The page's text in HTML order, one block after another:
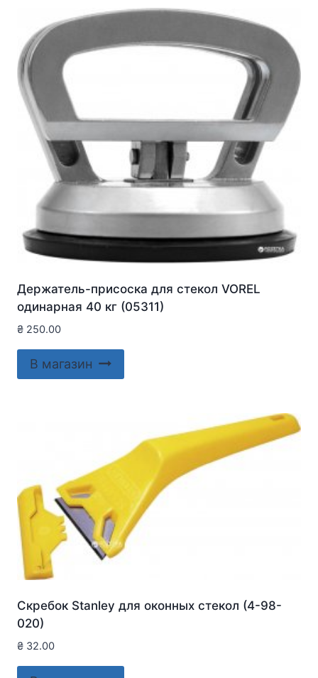
Держатель-присоска для стекол VOREL
одинарная 40 кг (05311)
₴ 250.00
В магазин
Скребок Stanley для оконныx стекол (4-98-
020)
₴ 32.00